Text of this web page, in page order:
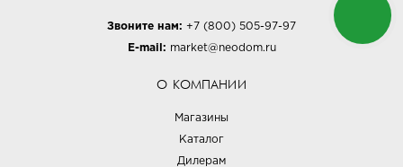
Звоните нам: +7 (800) 505-97-97
E-mail: market@neodom.ru
О КОМПАНИИ
Магазины
Каталог
Дилерам